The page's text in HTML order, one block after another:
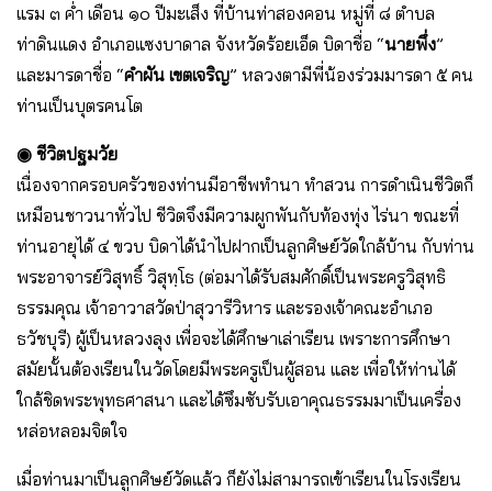
แรม ๓ ค่ำ เดือน ๑๐ ปีมะเส็ง ที่บ้านท่าสองคอน หมู่ที่ ๘ ตำบล
ท่าดินแดง อำเภอแซงบาดาล จังหวัดร้อยเอ็ด บิดาชื่อ “นายพึ่ง”
และมารดาชื่อ “คำผัน เขตเจริญ” หลวงตามีพี่น้องร่วมมารดา ๕ คน
ท่านเป็นบุตรคนโต
◉ ชีวิตปฐมวัย
เนื่องจากครอบครัวของท่านมีอาชีพทำนา ทำสวน การดำเนินชีวิตก็
เหมือนชาวนาทั่วไป ชีวิตจึงมีความผูกพันกับท้องทุ่ง ไร่นา ขณะที่
ท่านอายุได้ ๔ ขวบ บิดาได้นำไปฝากเป็นลูกศิษย์วัดใกล้บ้าน กับท่าน
พระอาจารย์วิสุทธิ์ วิสุทฺโธ (ต่อมาได้รับสมศักดิ์เป็นพระครูวิสุทธิ
ธรรมคุณ เจ้าอาวาสวัดป่าสุวารีวิหาร และรองเจ้าคณะอำเภอ
ธวัชบุรี) ผู้เป็นหลวงลุง เพื่อจะได้ศึกษาเล่าเรียน เพราะการศึกษา
สมัยนั้นต้องเรียนในวัดโดยมีพระครูเป็นผู้สอน และ เพื่อให้ท่านได้
ใกล้ชิดพระพุทธศาสนา และได้ซึมซับรับเอาคุณธรรมมาเป็นเครื่อง
หล่อหลอมจิตใจ
เมื่อท่านมาเป็นลูกศิษย์วัดแล้ว ก็ยังไม่สามารถเข้าเรียนในโรงเรียน